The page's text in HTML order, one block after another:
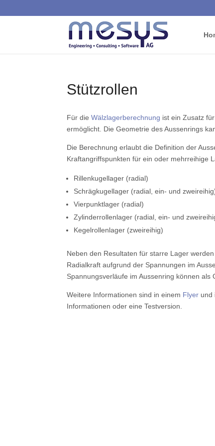
Stützrollen
Für dieWälzlagerberechnung ist ein Zusatz
ermöglicht. Die Geometrie des Aussenrings
Die Berechnung erlaubt die Definition der
Kraftangriffspunkten für ein oder mehrreihige
Rillenkugellager (radial)
Schrägkugellager (radial, ein- und
Vierpunktlager (radial)
Zylinderrollenlager (radial, ein- und
Kegelrollenlager (zweireihig)
Neben den Resultaten für starre Lager
Radialkraft aufgrund der Spannungen im
Spannungsverläufe im Aussenring können als
Weitere Informationen sind in einem Flyer und
Informationen oder eine Testversion.